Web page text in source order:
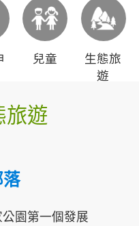
兒童
生態旅
遊
旅遊
園第一個發展